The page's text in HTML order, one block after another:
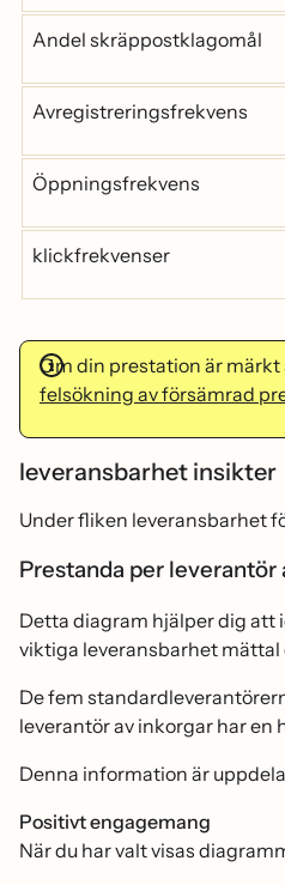
Andel skräppostklagomål
Avregistreringsfrekvens
Öppningsfrekvens
klickfrekvenser
Om din prestation är märkt
felsökning av försämrad
leveransbarhet insikter
Under fliken leveransbarhet
Prestanda per leverantör
Detta diagram hjälper dig att
viktiga leveransbarhet mättal
De fem
leverantör av inkorgar har en
Denna information är
Positivt engagemang
När du har valt visas